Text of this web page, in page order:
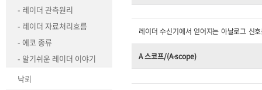
- 레이더 관측원리
- 레이더 자료처리흐름
- 에코 종류
- 알기쉬운 레이더 이야기
낙뢰
레이더 수신기에서 얻어지는 아날로그 신
A 스코프/(A-scope)